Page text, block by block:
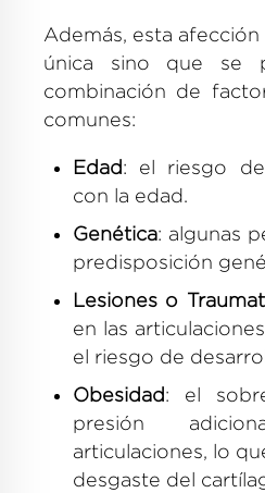
Además, esta
única sino que se
combinación de
comunes:
Edad: el riesgo
con la edad.
Genética: algunas
predisposición
Lesiones o
en las
el riesgo de
Obesidad: el
presión
articulaciones, lo
desgaste del